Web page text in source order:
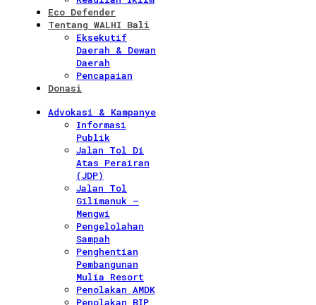
Eco Defender
Tentang WALHI Bali
Eksekutif
Daerah & Dewan
Daerah
Pencapaian
Donasi
Advokasi & Kampanye
Informasi
Publik
Jalan Tol Di
Atas Perairan
(JDP)
Jalan Tol
Gilimanuk –
Mengwi
Pengelolahan
Sampah
Penghentian
Pembangunan
Mulia Resort
Penolakan AMDK
Penolakan BIP